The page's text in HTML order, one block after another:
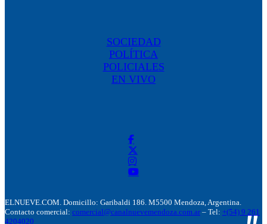
SOCIEDAD
POLÍTICA
POLICIALES
EN VIVO
ELNUEVE.COM. Domicillo: Garibaldi 186. M5500 Mendoza, Argentina.
Contacto comercial: comercial@canalnuevemendoza.com.ar – Tel: +(54) 9 261
4204020